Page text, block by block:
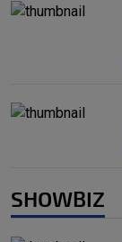
SHOWBIZ